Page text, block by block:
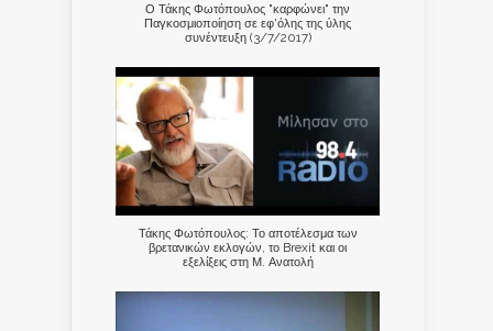
Ο Τάκης Φωτόπουλος "καρφώνει" την
Παγκοσμιοποίηση σε εφ'όλης της ύλης
συνέντευξη (3/7/2017)
Τάκης Φωτόπουλος: Το αποτέλεσμα των
βρετανικών εκλογών, το Brexit και οι
εξελίξεις στη Μ. Ανατολή